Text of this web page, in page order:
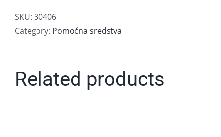
SKU: 30406
Category: Pomoćna sredstva
Related products